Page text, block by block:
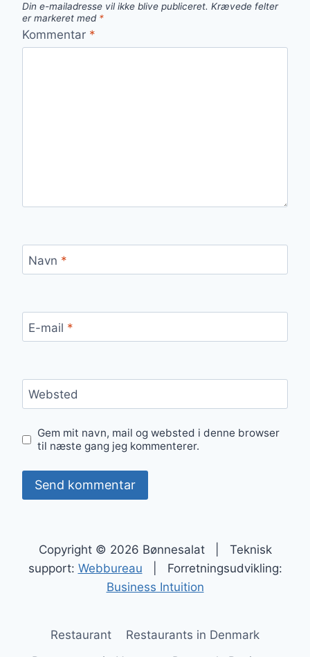
Din e-mailadresse vil ikke blive publiceret. Krævede felter
er markeret med *
Kommentar *
Navn *
E-mail *
Websted
Gem mit navn, mail og websted i denne browser
til næste gang jeg kommenterer.
Copyright © 2026 Bønnesalat | Teknisk
support: Webbureau | Forretningsudvikling:
Business Intuition
Restaurant
Restaurants in Denmark